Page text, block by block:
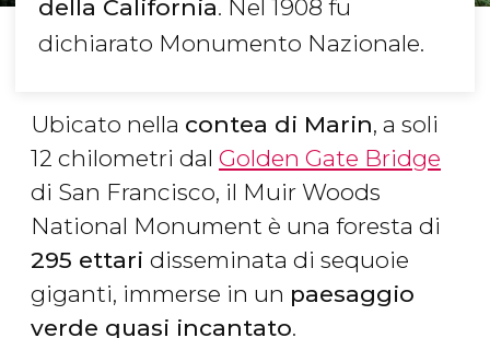
della California. Nel 1908 fu
dichiarato Monumento Nazionale.
Ubicato nella contea di Marin, a soli
12 chilometri dal Golden Gate Bridge
di San Francisco, il Muir Woods
National Monument è una foresta di
295 ettari disseminata di sequoie
giganti, immerse in un paesaggio
verde quasi incantato.